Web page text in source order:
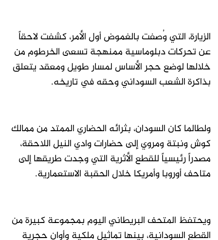
الزيارة، التي وُصفت بالغموض أول الأمر، كشفت لاحقاً
عن تحركات دبلوماسية ممنهجة تسعى الخرطوم من
خلالها لوضع حجر الأساس لمسار طويل ومعقد يتعلق
بذاكرة الشعب السوداني وحقه في تاريخه.
ولطالما كان السودان، بثرائه الحضاري الممتد من ممالك
كوش ونبتة ومروي إلى حضارات وادي النيل اللاحقة،
مصدراً رئيسياً للقطع الأثرية التي وجدت طريقها إلى
متاحف أوروبا وأمريكا خلال الحقبة الاستعمارية.
ويحتفظ المتحف البريطاني اليوم بمجموعة كبيرة من
القطع السودانية، بينها تماثيل ملكية وأوانٍ حجرية